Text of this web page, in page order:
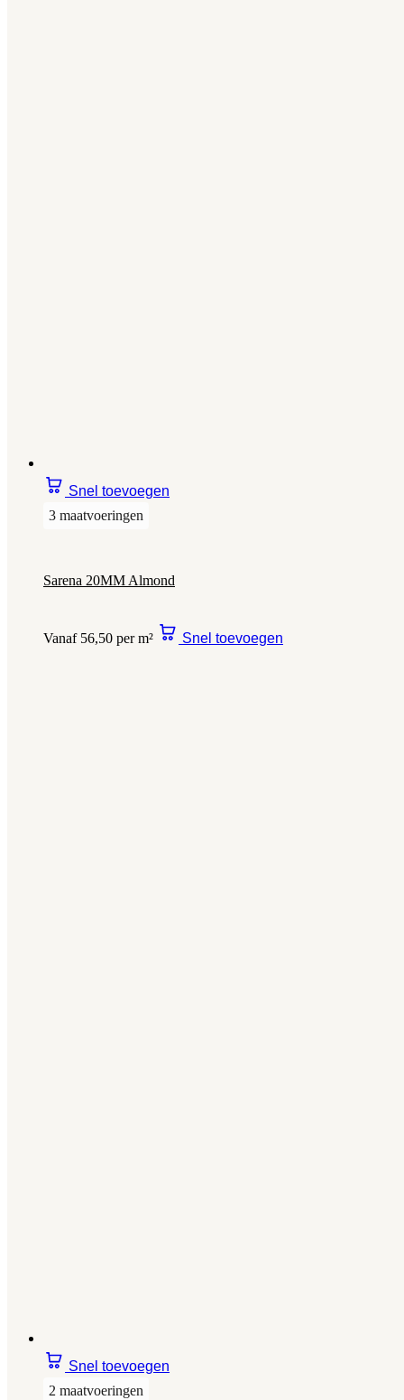
Snel toevoegen
3 maatvoeringen
Sarena 20MM Almond
Vanaf 56,50 per m² Snel toevoegen
Snel toevoegen
2 maatvoeringen